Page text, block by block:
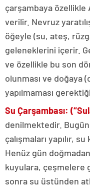
çarşambaya özellikle
verilir. Nevruz
öğeyle (su, ateş,
geleneklerini içerir.
ve özellikle bu son
olunması ve doğaya
yapılmaması
Su Çarşambası:
denilmektedir.
çalışmaları yapılır,
Henüz gün
kuyulara, çeşmelere
sonra su üstünden